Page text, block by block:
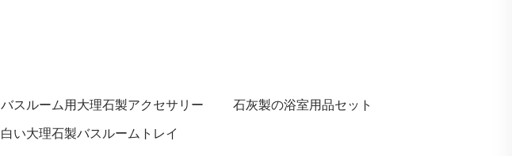
バスルーム用大理石製アクセサリー 石灰製の浴室用品セット
白い大理石製バスルームトレイ